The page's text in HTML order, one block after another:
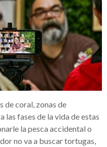
de coral, zonas de
las fases de la vida de estas
la pesca accidental o
no va a buscar tortugas,